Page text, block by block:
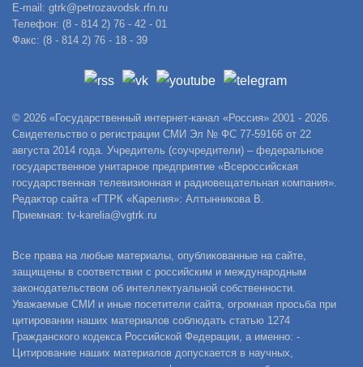
E-mail: gtrk@petrozavodsk.rfn.ru
Телефон: (8 - 814 2) 76 - 42 - 01
Факс: (8 - 814 2) 76 - 18 - 39
© 2026 «Государственный интернет-канал «Россия» 2001 - 2026.
Свидетельство о регистрации СМИ Эл № ФС 77-59166 от 22
августа 2014 года. Учредитель (соучредители) – федеральное
государственное унитарное предприятие «Всероссийская
государственная телевизионная и радиовещательная компания».
Редактор сайта «ГТРК «Карелия»: Алтынникова В.
Приемная: tv-karelia@vgtrk.ru
Все права на любые материалы, опубликованные на сайте,
защищены в соответствии с российским и международным
законодательством об интеллектуальной собственности.
Уважаемые СМИ и иные посетители сайта, огромная просьба при
цитировании наших материалов соблюдать статью 1274
Гражданского кодекса Российской Федерации, а именно: -
Цитирование наших материалов допускается в научных,